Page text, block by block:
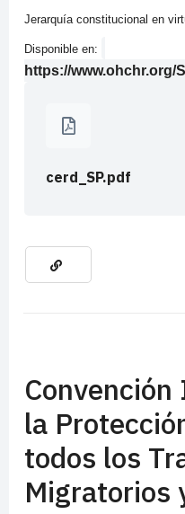
Jerarquía constitucional en
Disponible en:
https://www.ohchr.org/
cerd_SP.pdf
la
todos los
Migratorios